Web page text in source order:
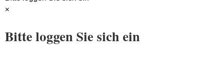
×
Bitte loggen Sie sich ein